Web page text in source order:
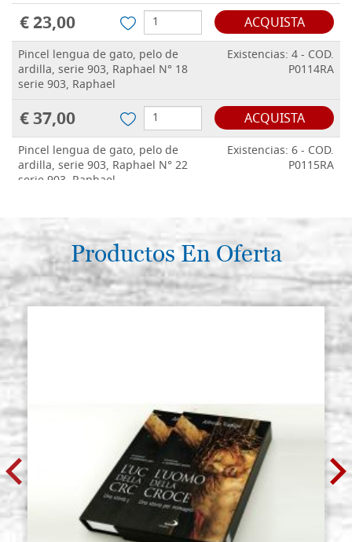
€ 23,00 ACQUISTA
Pincel lengua de gato, pelo de
ardilla, serie 903, Raphael N° 18
serie 903, Raphael
Existencias: 4 - COD.
P0114RA
€ 37,00 ACQUISTA
Pincel lengua de gato, pelo de
ardilla, serie 903, Raphael N° 22
serie 903, Raphael
Existencias: 6 - COD.
P0115RA
€ 49,50 ACQUISTA
Productos En Oferta